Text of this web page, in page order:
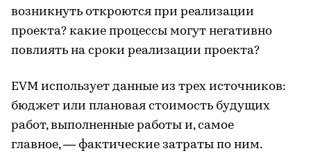
возникнуть откроются при реализации
проекта? какие процессы могут негативно
повлиять на сроки реализации проекта?
EVM использует данные из трех источников:
бюджет или плановая стоимость будущих
работ, выполненные работы и, самое
главное, — фактические затраты по ним.